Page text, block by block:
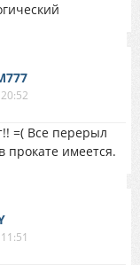
=( Все перерыл
прокате имеется.